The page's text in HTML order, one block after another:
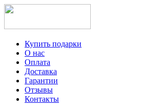
Купить подарки
О нас
Оплата
Доставка
Гарантии
Отзывы
Контакты